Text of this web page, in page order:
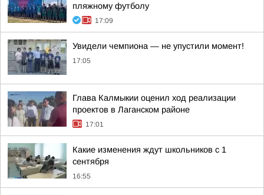
пляжному футболу
17:09
Увидели чемпиона — не упустили момент!
17:05
Глава Калмыкии оценил ход реализации
проектов в Лаганском районе
17:01
Какие изменения ждут школьников с 1
сентября
16:55